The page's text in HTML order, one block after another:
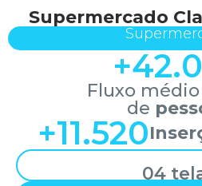
Supermercado
+
Fluxo médio
de
+11.520
04